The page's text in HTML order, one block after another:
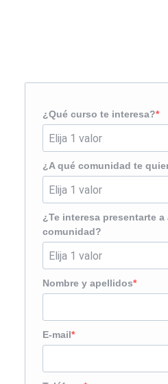
¿Qué curso te interesa?
¿A qué comunidad te
¿Te interesa presentarte
comunidad?
Nombre y apellidos
E-mail